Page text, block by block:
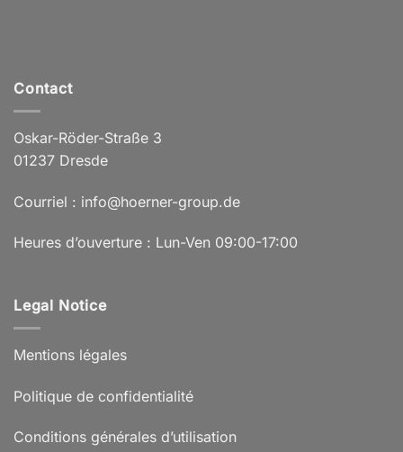
Contact
Oskar-Röder-Straße 3
01237 Dresde
Courriel : info@hoerner-group.de
Heures d’ouverture : Lun-Ven 09:00-17:00
Legal Notice
Mentions légales
Politique de confidentialité
Conditions générales d’utilisation